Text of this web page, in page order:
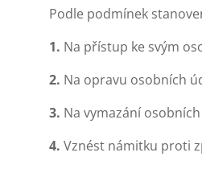
Podle podmínek
1. Na přístup ke svým
2. Na opravu osobních
3. Na vymazání
4. Vznést námitku proti